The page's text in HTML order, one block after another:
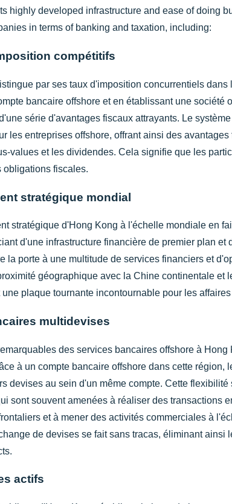
highly developed infrastructure and ease of doing
in terms of banking and taxation, including:
compétitifs
par ses taux d'imposition concurrentiels
bancaire offshore et en établissant une société
série d'avantages fiscaux attrayants. Le
les entreprises offshore, offrant ainsi des
values et les dividendes. Cela signifie que les
obligations fiscales.
stratégique mondial
stratégique d'Hong Kong à l'échelle mondiale en
d'une infrastructure financière de premier plan
la porte à une multitude de services financiers et
géographique avec la Chine continentale et
une plaque tournante incontournable pour les
multidevises
des services bancaires offshore à
à un compte bancaire offshore dans cette
devises au sein d'un même compte. Cette
sont souvent amenées à réaliser des transactions
et à mener des activités commerciales à
de devises se fait sans tracas, éliminant ainsi
actifs